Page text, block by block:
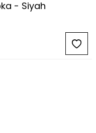
- Siyah